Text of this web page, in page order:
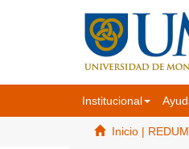
Institucional
Inicio | REDUM